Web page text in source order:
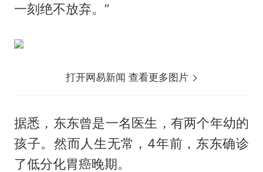
一刻绝不放弃。”
打开网易新闻 查看更多图片
据悉，东东曾是一名医生，有两个年幼的
孩子。然而人生无常，4年前，东东确诊
了低分化胃癌晚期。